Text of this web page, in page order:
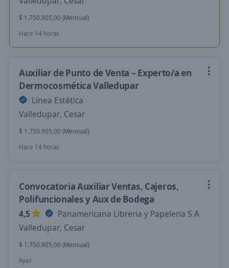
$ 1.750.905,00 (Mensual)
Hace 14 horas
Auxiliar de Punto de Venta – Experto/a en
Dermocosmética Valledupar
Línea Estética
Valledupar, Cesar
$ 1.750.905,00 (Mensual)
Hace 14 horas
Convocatoria Auxiliar Ventas, Cajeros,
Polifuncionales y Aux de Bodega
4,5
Panamericana Libreria y Papeleria S A
Valledupar, Cesar
$ 1.750.905,00 (Mensual)
Ayer